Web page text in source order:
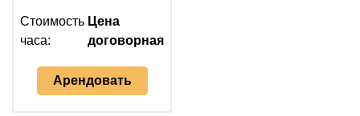
Стоимость
часа:
Цена
договорная
Арендовать